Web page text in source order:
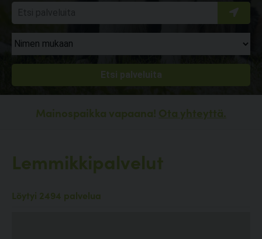
Mainospaikka vapaana! Ota yhteyttä.
Lemmikkipalvelut
Löytyi 2494 palvelua